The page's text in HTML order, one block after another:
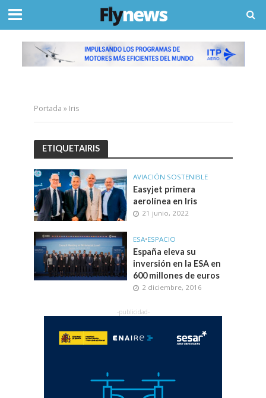
Portada » Iris
ETIQUETAIRIS
AVIACIÓN SOSTENIBLE
Easyjet primera
aerolínea en Iris
21 junio, 2022
ESA•ESPACIO
España eleva su
inversión en la ESA en
600 millones de euros
2 diciembre, 2016